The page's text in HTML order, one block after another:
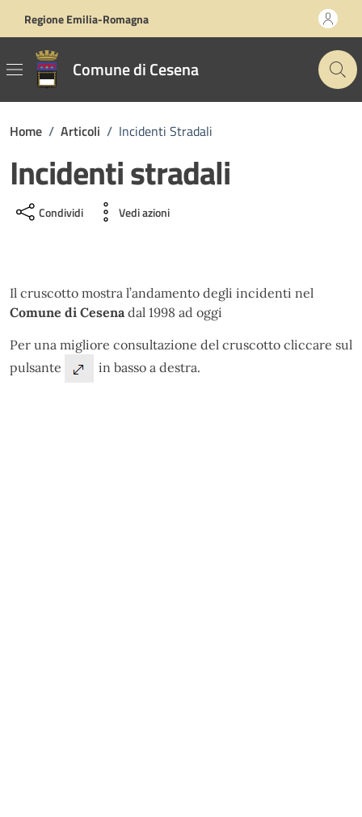
Regione Emilia-Romagna
Comune di Cesena
Home / Articoli / Incidenti Stradali
Incidenti stradali
Condividi Vedi azioni
Il cruscotto mostra l’andamento degli incidenti nel
Comune di Cesenadal 1998 ad oggi
Per una migliore consultazione del cruscotto cliccare sul
pulsante
in basso a destra.